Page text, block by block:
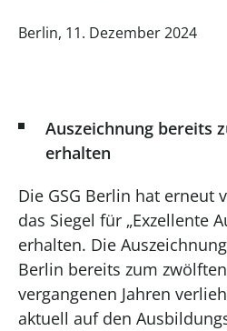
Berlin, 11. Dezember 2024
Auszeichnung bereits
erhalten
Die GSG Berlin hat erneut
das Siegel für „Exzellente
erhalten. Die
Berlin bereits zum
vergangenen Jahren
aktuell auf den